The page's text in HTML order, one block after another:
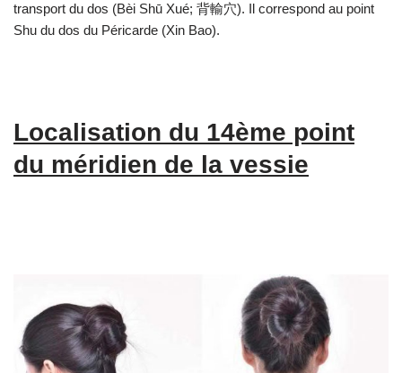
transport du dos (Bèi Shū Xué; 背輸穴). Il correspond au point
Shu du dos du Péricarde (Xin Bao).
Localisation du 14ème point
du méridien de la vessie